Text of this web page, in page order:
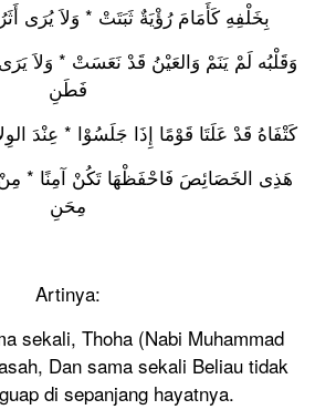
بِخَلْفِهِ كَأَمَامَ رُؤْيَةٌ ثَبَتَتْ * وَلاَ يُرَى
وَقَلْبُه لَمْ يَنَمْ وَالعَيْنُ قَدْ نَعَسَتْ * وَلاَ
فَطَنِ
كَتْفَاهُ قَدْ عَلَتَا قَوْمًا إِذَا جَلَسُوْا * عِنْدَ
هَذِى الخَصَائِصَ فَاحْفَظْهَا تَكُنْ آمِنًا *
مِحَنِ
Artinya:
sekali, Thoha (Nabi Muhammad
Dan sama sekali Beliau tidak
di sepanjang hayatnya.